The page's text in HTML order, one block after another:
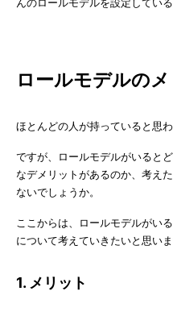
んのロールモデルを設定してい
ロールモデルの
ほとんどの人が持っていると思
ですが、ロールモデルがいると
なデメリットがあるのか、考え
ないでしょうか。
ここからは、ロールモデルがい
について考えていきたいと思いま
1. メリット